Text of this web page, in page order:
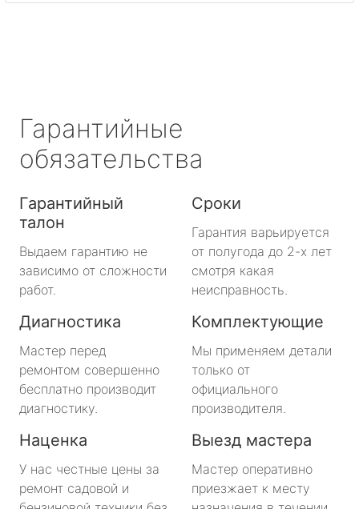
Гарантийные
обязательства
Гарантийный
талон
Выдаем гарантию не
зависимо от сложности
работ.
Сроки
Гарантия варьируется
от полугода до 2-х лет
смотря какая
неисправность.
Диагностика
Мастер перед
ремонтом совершенно
бесплатно производит
диагностику.
Комплектующие
Мы применяем детали
только от
официального
производителя.
Наценка
У нас честные цены за
ремонт садовой и
Выезд мастера
Мастер оперативно
приезжает к месту